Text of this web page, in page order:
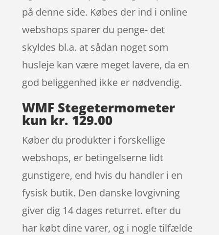
på denne side. Købes der ind i online
webshops sparer du penge- det
skyldes bl.a. at sådan noget som
husleje kan være meget lavere, da en
god beliggenhed ikke er nødvendig.
WMF Stegetermometer
kun kr. 129.00
Køber du produkter i forskellige
webshops, er betingelserne lidt
gunstigere, end hvis du handler i en
fysisk butik. Den danske lovgivning
giver dig 14 dages returret. efter du
har købt dine varer, og i nogle tilfælde